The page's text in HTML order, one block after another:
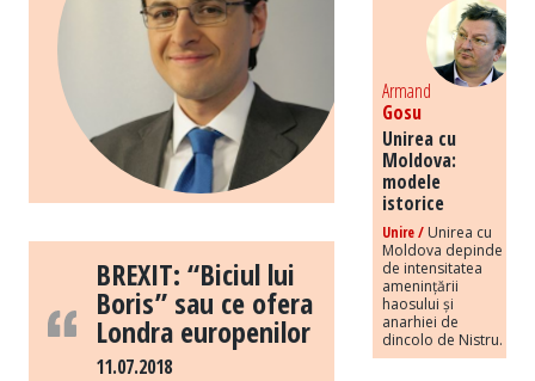
BREXIT: “Biciul lui
Boris” sau ce ofera
Londra europenilor
11.07.2018
Armand
Gosu
Unirea cu
Moldova:
modele
istorice
Unire / Unirea cu
Moldova depinde
de intensitatea
amenințării
haosului și
anarhiei de
dincolo de Nistru.